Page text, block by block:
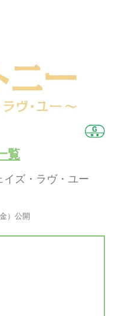
覧
イズ・ラヴ・ユー
）公開